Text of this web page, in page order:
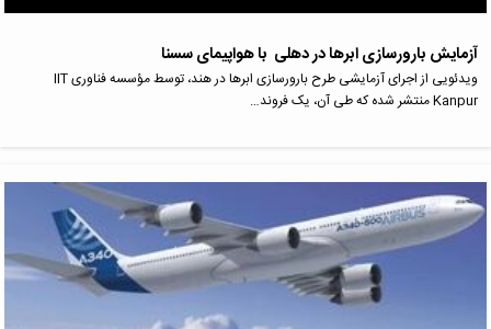
آزمایش بارورسازی ابرها در دهلی با هواپیمای سسنا
ویدئویی از اجرای آزمایشی طرح بارورسازی ابرها در هند، توسط مؤسسه فناوری IIT
Kanpur منتشر شده که طی آن، یک فروند…